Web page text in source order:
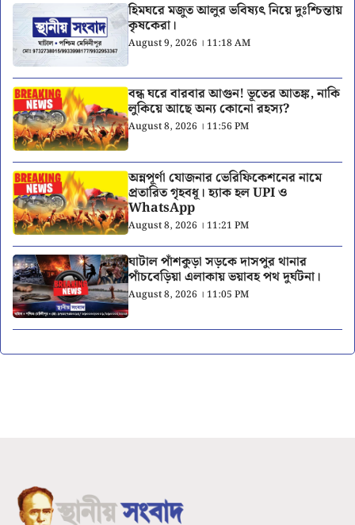
হিমঘরে মজুত আলুর ভবিষ্যৎ নিয়ে দুঃশ্চিন্তায়
কৃষকেরা।
August 9, 2026 । 11:18 AM
বন্ধ ঘরে বারবার আগুন! ভূতের আতঙ্ক, নাকি
লুকিয়ে আছে অন্য কোনো রহস্য?
August 8, 2026 । 11:56 PM
অন্নপূর্ণা যোজনার ভেরিফিকেশনের নামে
প্রতারিত গৃহবধূ। হ্যাক হল UPI ও
WhatsApp
August 8, 2026 । 11:21 PM
ঘাটাল পাঁশকুড়া সড়কে দাসপুর থানার
পাঁচবেড়িয়া এলাকায় ভয়াবহ পথ দুর্ঘটনা।
August 8, 2026 । 11:05 PM